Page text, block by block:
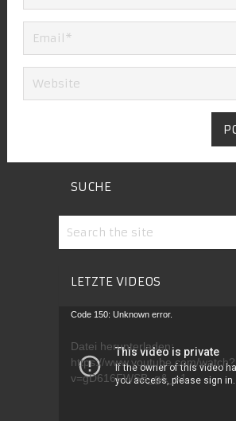
SUCHE
LETZTE VIDEOS
Video-
Code 150: Unknown error.
Datei herunterladen:
https://www.youtube.com/watch?
v=gD616FWSB_g&_=1